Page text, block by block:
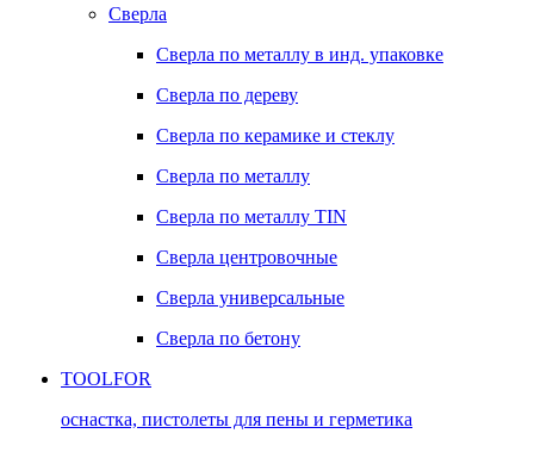
Сверла
Сверла по металлу в инд. упаковке
Сверла по дереву
Сверла по керамике и стеклу
Сверла по металлу
Сверла по металлу TIN
Сверла центровочные
Сверла универсальные
Сверла по бетону
TOOLFOR
оснастка, пистолеты для пены и герметика